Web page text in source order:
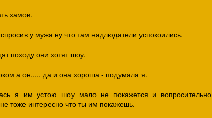
хамов.
у мужа ну что там надлюдатели успокоились.
походу они хотят шоу.
а он..... да и она хороша - подумала я.
я им устою шоу мало не покажется и вопросительно
тоже интересно что ты им покажешь.